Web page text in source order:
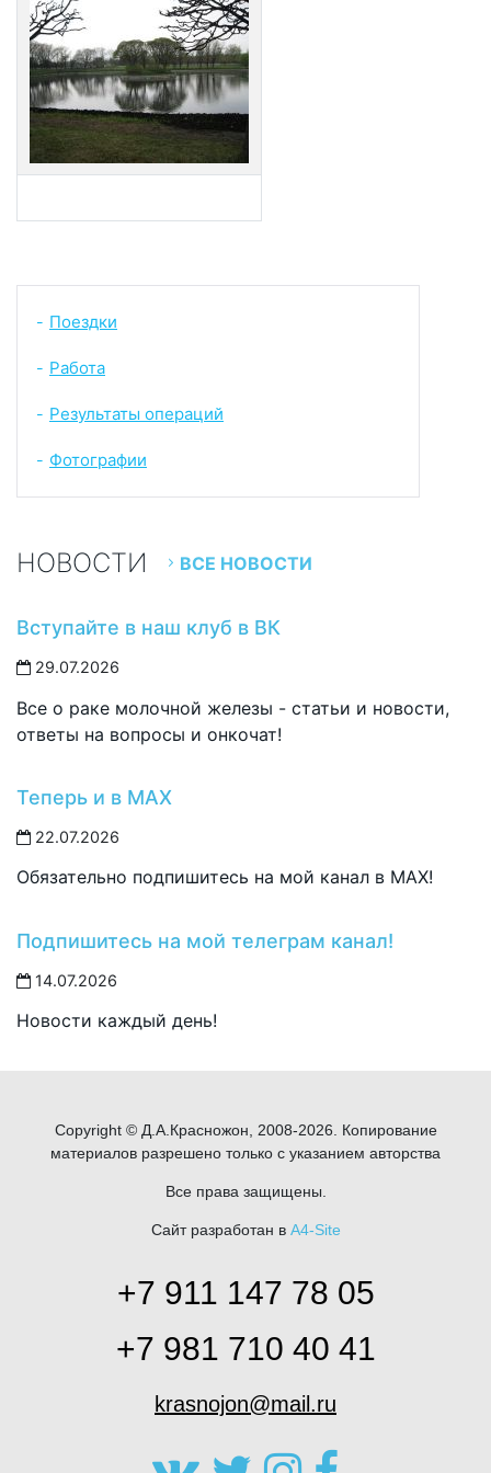
- Поездки
- Работа
- Результаты операций
- Фотографии
НОВОСТИ ВСЕ НОВОСТИ
Вступайте в наш клуб в ВК
29.07.2026
Все о раке молочной железы - статьи и новости,
ответы на вопросы и онкочат!
Теперь и в MAX
22.07.2026
Обязательно подпишитесь на мой канал в MAX!
Подпишитесь на мой телеграм канал!
14.07.2026
Новости каждый день!
Copyright © Д.А.Красножон, 2008-2026. Копирование
материалов разрешено только с указанием авторства
Все права защищены.
Сайт разработан в A4-Site
+7 911 147 78 05
+7 981 710 40 41
krasnojon@mail.ru